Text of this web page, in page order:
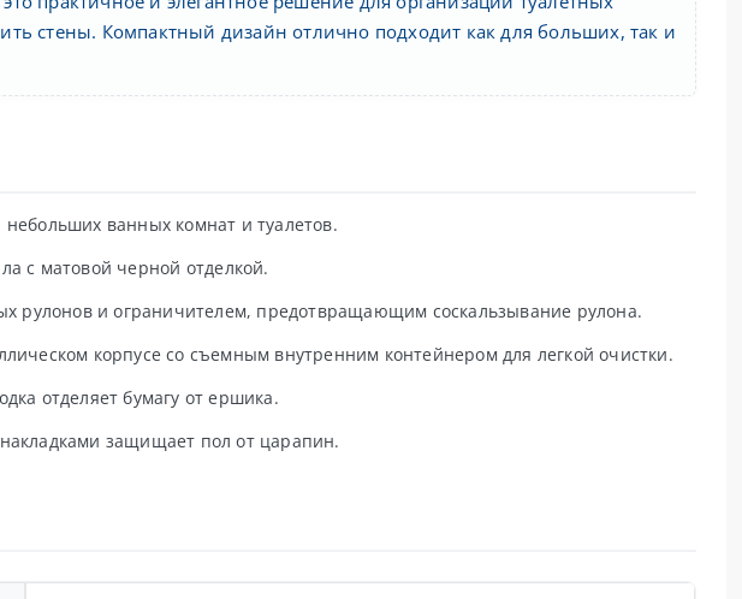
стены. Компактный дизайн отлично подходит как для больших, так и
ванных комнат и туалетов.
с матовой черной отделкой.
рулонов и ограничителем, предотвращающим соскальзывание рулона.
корпусе со съемным внутренним контейнером для легкой очистки.
отделяет бумагу от ершика.
защищает пол от царапин.